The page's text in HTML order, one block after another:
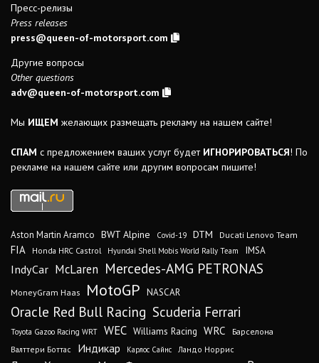
Пресс-релизы
Press releases
press@queen-of-motorsport.com
Другие вопросы
Other questions
adv@queen-of-motorsport.com
Мы ИЩЕМ желающих размещать рекламу на нашем сайте!
СПАМ с предложением ваших услуг будет ИГНОРИРОВАТЬСЯ! По
рекламе на нашем сайте или другим вопросам пишите!
Aston Martin Aramco BWT Alpine Covid-19 DTM Ducati Lenovo Team
FIA Honda HRC Castrol Hyundai Shell Mobis World Rally Team IMSA
IndyCar McLaren Mercedes-AMG PETRONAS
MoneyGram Haas MotoGP NASCAR
Oracle Red Bull Racing Scuderia Ferrari
Toyota Gazoo Racing WRT WEC Williams Racing WRC
Барселона
Валттери Боттас
Индикар Карлос Сайнс Ландо Норрис